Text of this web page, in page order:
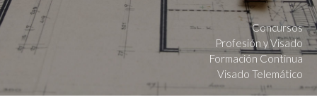
Concursos
Profesión y Visado
Formación Continua
Visado Telemático